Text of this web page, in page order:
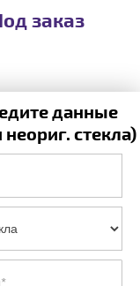
заказ
данные
стекла)